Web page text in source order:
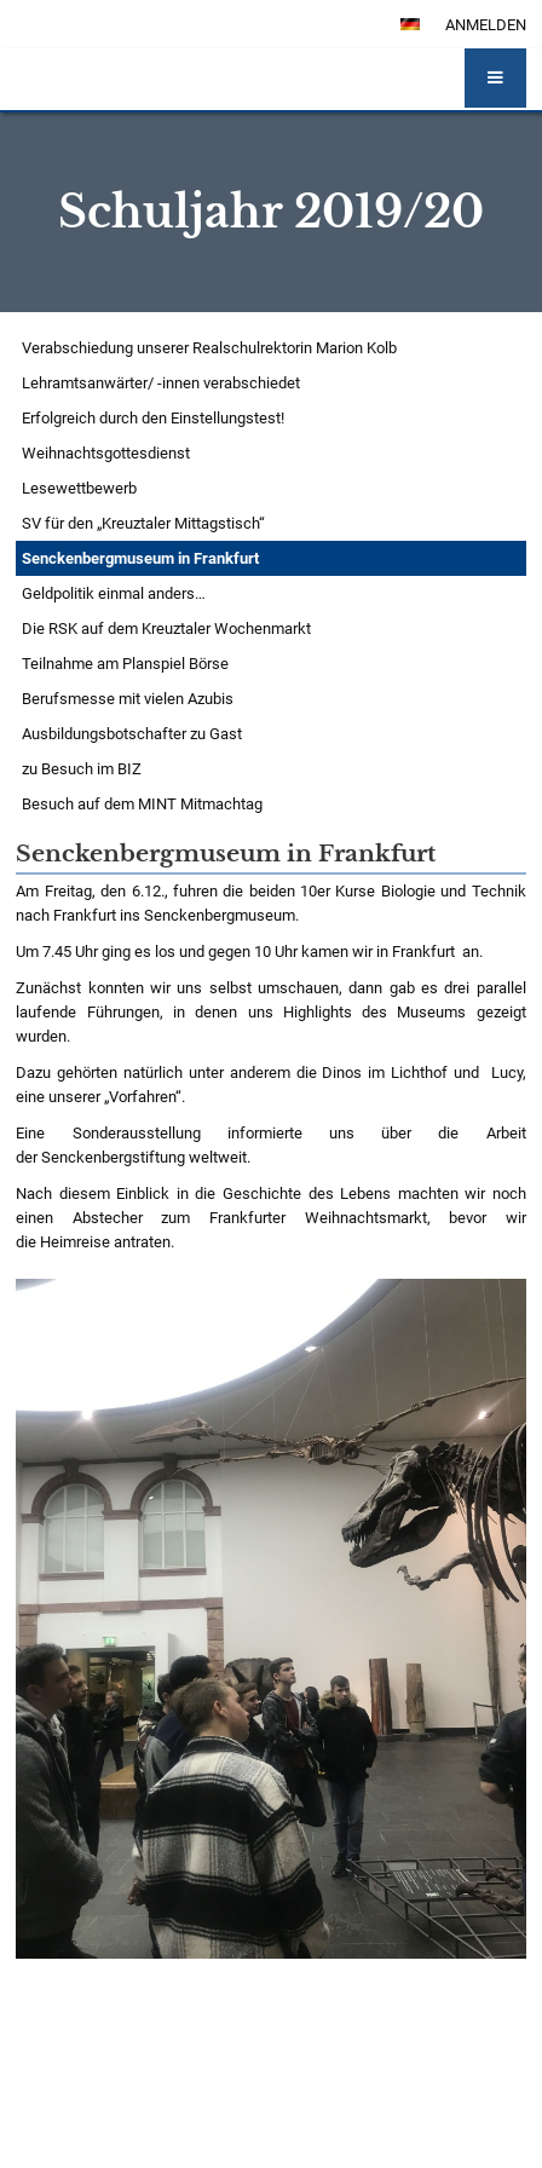
ANMELDEN
Schuljahr 2019/20
Schuljahr
2019/20
Verabschiedung unserer Realschulrektorin Marion Kolb
Lehramtsanwärter/ -innen verabschiedet
Erfolgreich durch den Einstellungstest!
Weihnachtsgottesdienst
Lesewettbewerb
SV für den „Kreuztaler Mittagstisch“
Senckenbergmuseum in Frankfurt
Geldpolitik einmal anders…
Die RSK auf dem Kreuztaler Wochenmarkt
Teilnahme am Planspiel Börse
Berufsmesse mit vielen Azubis
Ausbildungsbotschafter zu Gast
zu Besuch im BIZ
Besuch auf dem MINT Mitmachtag
Senckenbergmuseum in Frankfurt
Am Freitag, den 6.12., fuhren die beiden 10er Kurse Biologie und Technik
nach Frankfurt ins Senckenbergmuseum.
Um 7.45 Uhr ging es los und gegen 10 Uhr kamen wir in Frankfurt an.
Zunächst konnten wir uns selbst umschauen, dann gab es drei parallel
laufende Führungen, in denen uns Highlights des Museums gezeigt
wurden.
Dazu gehörten natürlich unter anderem die Dinos im Lichthof und Lucy,
eine unserer „Vorfahren“.
Eine Sonderausstellung informierte uns über die Arbeit
der Senckenbergstiftung weltweit.
Nach diesem Einblick in die Geschichte des Lebens machten wir noch
einen Abstecher zum Frankfurter Weihnachtsmarkt, bevor wir
die Heimreise antraten.